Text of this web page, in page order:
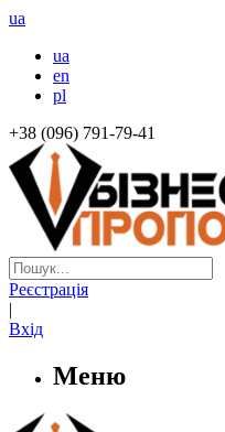
ua
ua
en
pl
+38 (096) 791-79-41
Реєстрація
|
Вхід
Меню